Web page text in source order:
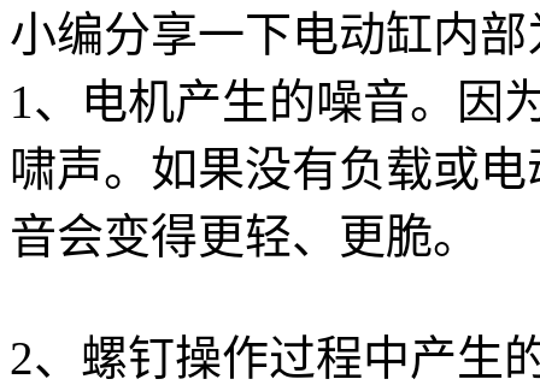
小编分享一下电动缸内
1、电机产生的噪音。因
啸声。如果没有负载或
音会变得更轻、更脆。
2、螺钉操作过程中产生